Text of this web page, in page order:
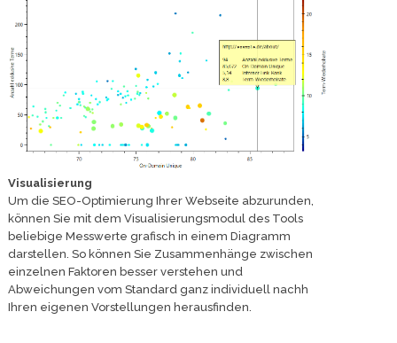
Visualisierung
Um die SEO-Optimierung Ihrer Webseite abzurunden,
können Sie mit dem Visualisierungsmodul des Tools
beliebige Messwerte grafisch in einem Diagramm
darstellen. So können Sie Zusammenhänge zwischen
einzelnen Faktoren besser verstehen und
Abweichungen vom Standard ganz individuell nachh
Ihren eigenen Vorstellungen herausfinden.